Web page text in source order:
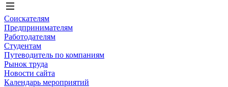
Соискателям
Предпринимателям
Работодателям
Студентам
Путеводитель по компаниям
Рынок труда
Новости сайта
Календарь мероприятий